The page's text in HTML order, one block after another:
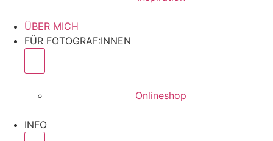
ÜBER MICH
FÜR FOTOGRAF:INNEN
Onlineshop
INFO